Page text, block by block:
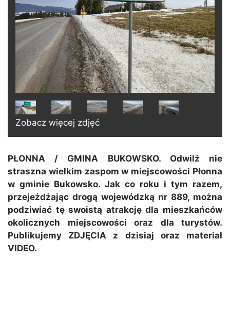
Zobacz więcej zdjęć
PŁONNA / GMINA BUKOWSKO. Odwilż nie
straszna wielkim zaspom w miejscowości Płonna
w gminie Bukowsko. Jak co roku i tym razem,
przejeżdżając drogą wojewódzką nr 889, można
podziwiać tę swoistą atrakcję dla mieszkańców
okolicznych miejscowości oraz dla turystów.
Publikujemy ZDJĘCIA z dzisiaj oraz materiał
VIDEO.